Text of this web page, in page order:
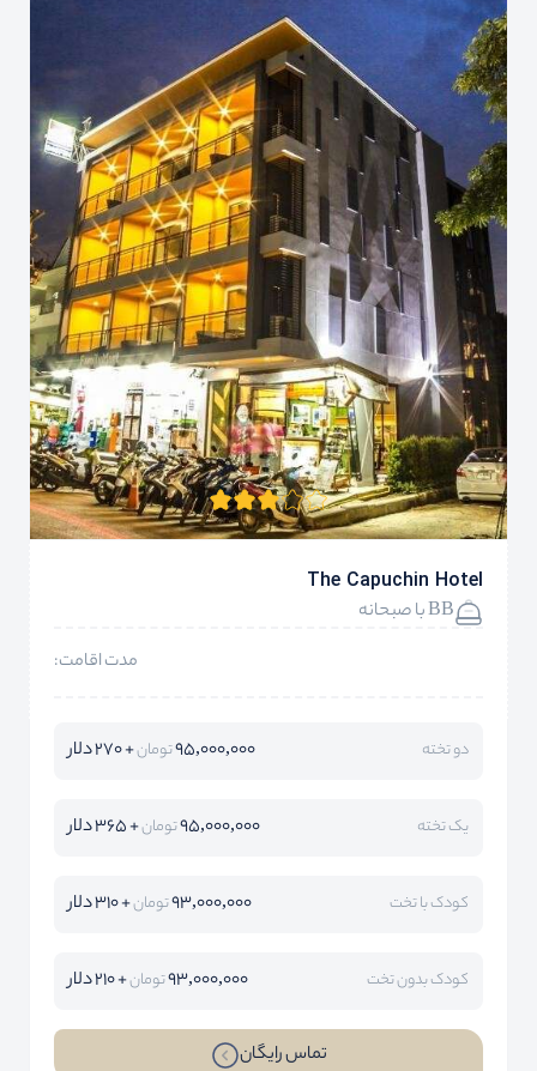
The Capuchin Hotel
BB با صبحانه
مدت اقامت:
دو تخته 95,000,000تومان+ 270 دلار
یک تخته 95,000,000تومان+ 365 دلار
کودک با تخت 93,000,000تومان+ 310 دلار
کودک بدون تخت 93,000,000تومان+ 210 دلار
تماس رایگان